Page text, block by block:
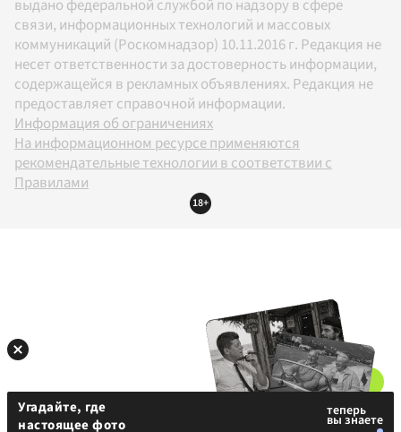
выдано федеральной службой по надзору в сфере
связи, информационных технологий и массовых
коммуникаций (Роскомнадзор) 10.11.2016 г. Редакция не
несет ответственности за достоверность информации,
содержащейся в рекламных объявлениях. Редакция не
предоставляет справочной информации.
Информация об ограничениях
На информационном ресурсе применяются
рекомендательные технологии в соответствии с
Правилами
18+
Угадайте, где
настоящее фото